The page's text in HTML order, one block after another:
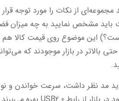
از نکات را مورد توجه
مشخص نمایید به چه میزان فضا
این موضوع روی قیمت کالا
گیگابایت و حتی بالاتر در بازار
مد نظر داشت، سرعت خواندن